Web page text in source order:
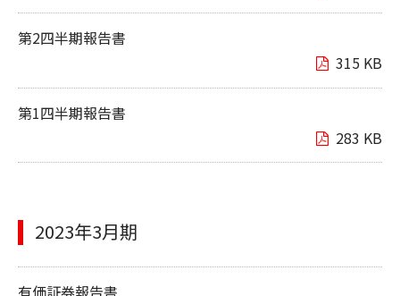
第2四半期報告書
315 KB
第1四半期報告書
283 KB
2023年3月期
有価証券報告書